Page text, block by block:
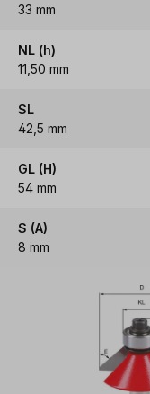
33 mm
NL (h)
11,50 mm
SL
42,5 mm
GL (H)
54 mm
S (A)
8 mm